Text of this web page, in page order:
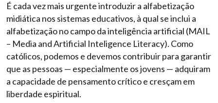
É cada vez mais urgente introduzir a alfabetização
midiática nos sistemas educativos, à qual se inclui a
alfabetização no campo da inteligência artificial (MAIL
– Media and Artificial Inteligence Literacy). Como
católicos, podemos e devemos contribuir para garantir
que as pessoas — especialmente os jovens — adquiram
a capacidade de pensamento crítico e cresçam em
liberdade espiritual.